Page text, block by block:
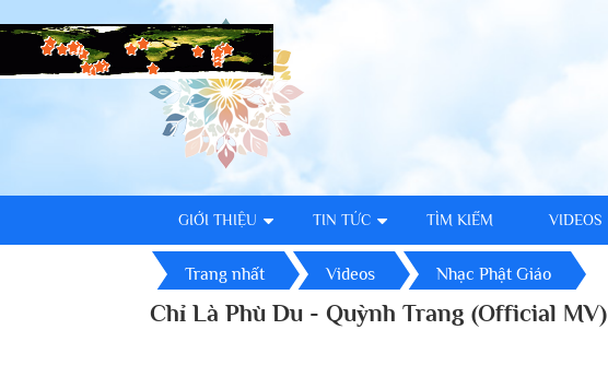
GIỚI THIỆU TIN TỨC TÌM KIẾM VIDEOS
Trang nhất Videos Nhạc Phật Giáo
Chỉ Là Phù Du - Quỳnh Trang (Official MV)